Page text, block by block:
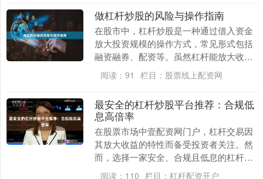
做杠杆炒股的风险与操作指南
在股市中，杠杆炒股是一种通过借入资金
放大投资规模的操作方式，常见形式包括
融资融券、配资等。虽然杠杆能放大收
益，但也显著增加风险。本文旨在帮助投
资者理解杠杆炒股的....
阅读： 91 栏目： 股票线上配资网
最安全的杠杆炒股平台推荐：合规低
息高倍率
在股票市场中壹配资网门户，杠杆交易因
其放大收益的特性而备受投资者关注。然
而，选择一家安全、合规且低息的杠杆炒
股平台至关重要。本文将为您推荐几家最
阅读： 110 栏目： 杠杆配资开户